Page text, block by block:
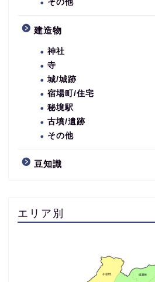
その他
建造物
神社
寺
城/城跡
宿場町/住宅
秘境駅
古墳/遺跡
その他
豆知識
エリア別